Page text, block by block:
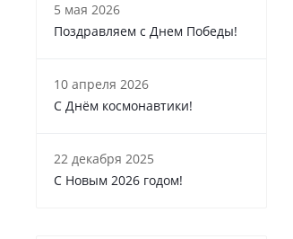
5 мая 2026
Поздравляем с Днем Победы!
10 апреля 2026
С Днём космонавтики!
22 декабря 2025
C Новым 2026 годом!